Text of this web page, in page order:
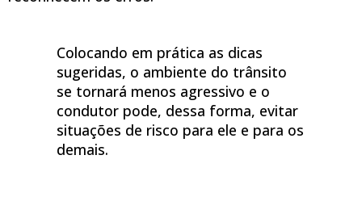
Colocando em prática as dicas
sugeridas, o ambiente do trânsito
se tornará menos agressivo e o
condutor pode, dessa forma, evitar
situações de risco para ele e para os
demais.